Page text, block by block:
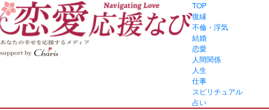
TOP
復縁
不倫・浮気
結婚
恋愛
人間関係
人生
仕事
スピリチュアル
占い